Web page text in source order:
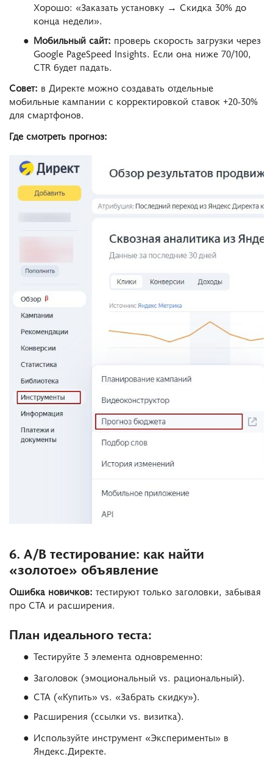
Хорошо: «Заказать установку → Скидка 30% до
конца недели».
Мобильный сайт: проверь скорость загрузки через
Google PageSpeed Insights. Если она ниже 70/100,
CTR будет падать.
Совет: в Директе можно создавать отдельные
мобильные кампании с корректировкой ставок +20-30%
для смартфонов.
Где смотреть прогноз:
6. A/B тестирование: как найти
«золотое» объявление
Ошибка новичков: тестируют только заголовки, забывая
про CTA и расширения.
План идеального теста:
Тестируйте 3 элемента одновременно:
Заголовок (эмоциональный vs. рациональный).
CTA («Купить» vs. «Забрать скидку»).
Расширения (ссылки vs. визитка).
Используйте инструмент «Эксперименты» в
Яндекс.Директе.